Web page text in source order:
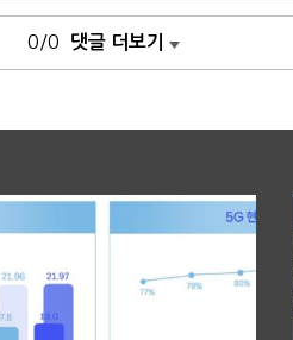
0/0 댓글 더보기